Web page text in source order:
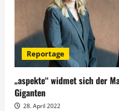
Reportage
„aspekte“ widmet sich der
Giganten
28. April 2022